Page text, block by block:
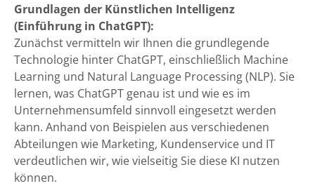
Grundlagen der Künstlichen Intelligenz
(Einführung in ChatGPT):
Zunächst vermitteln wir Ihnen die grundlegende
Technologie hinter ChatGPT, einschließlich Machine
Learning und Natural Language Processing (NLP). Sie
lernen, was ChatGPT genau ist und wie es im
Unternehmensumfeld sinnvoll eingesetzt werden
kann. Anhand von Beispielen aus verschiedenen
Abteilungen wie Marketing, Kundenservice und IT
verdeutlichen wir, wie vielseitig Sie diese KI nutzen
können.